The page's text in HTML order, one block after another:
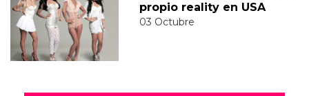
propio reality en USA
03 Octubre